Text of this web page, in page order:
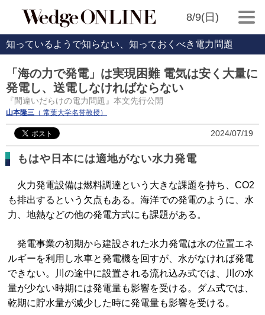
8/9(日)
知っているようで知らない、知っておくべき電力問題
「海の力で発電」は実現困難 電気は安く大量に
発電し、送電しなければならない
『間違いだらけの電力問題』本文先行公開
山本隆三 （ 常葉大学名誉教授）
2024/07/19
もはや日本には適地がない水力発電
火力発電設備は燃料調達という大きな課題を持ち、CO2
も排出するという欠点もある。海洋での発電のように、水
力、地熱などの他の発電方式にも課題がある。
発電事業の初期から建設された水力発電は水の位置エネ
ルギーを利用し水車と発電機を回すが、水がなければ発電
できない。川の途中に設置される流れ込み式では、川の水
量が少ない時期には発電量も影響を受ける。ダム式では、
乾期に貯水量が減少した時に発電量も影響を受ける。